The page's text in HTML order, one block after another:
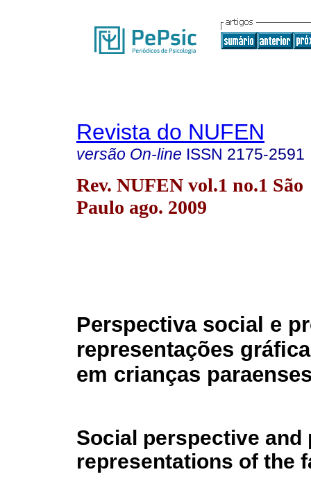
Revista do NUFEN
versão On-line ISSN 2175-2591
Rev. NUFEN vol.1 no.1 São
Paulo ago. 2009
Perspectiva social e
representações
em crianças
Social perspective
representations of the